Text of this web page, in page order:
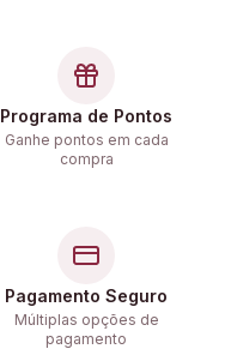
Programa de Pontos
Ganhe pontos em cada
compra
Pagamento Seguro
Múltiplas opções de
pagamento